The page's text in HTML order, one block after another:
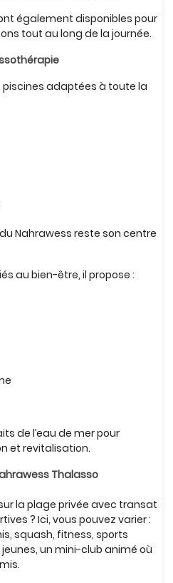
également disponibles pour
tout au long de la journée.
piscines adaptées à toute la
Nahrawess reste son centre
au bien-être, il propose :
de l’eau de mer pour
et revitalisation.
Thalasso
la plage privée avec transat
? Ici, vous pouvez varier :
squash, fitness, sports
un mini-club animé où